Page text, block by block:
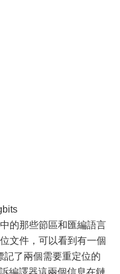
的那些節區和匯編語言
文件，可以看到有一個
記了兩個需要重定位的
編譯器這兩個信息在鏈